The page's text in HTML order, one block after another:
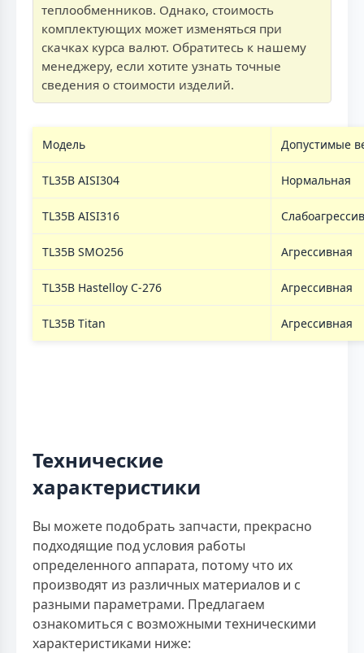
теплообменников. Однако, стоимость
комплектующих может изменяться при
скачках курса валют. Обратитесь к нашему
менеджеру, если хотите узнать точные
сведения о стоимости изделий.
Модель Допустимые
TL35B AISI304 Нормальная
TL35B AISI316
TL35B SMO256 Агрессивная
TL35B Hastelloy C-276 Агрессивная
TL35B Titan Агрессивная
Технические
характеристики
Вы можете подобрать запчасти, прекрасно
подходящие под условия работы
определенного аппарата, потому что их
производят из различных материалов и с
разными параметрами. Предлагаем
ознакомиться с возможными техническими
характеристиками ниже: